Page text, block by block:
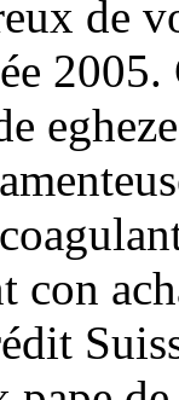
de
con